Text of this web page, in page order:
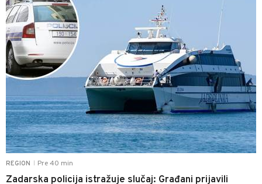
REGION Pre 40 min
Zadarska policija istražuje slučaj: Građani prijavili